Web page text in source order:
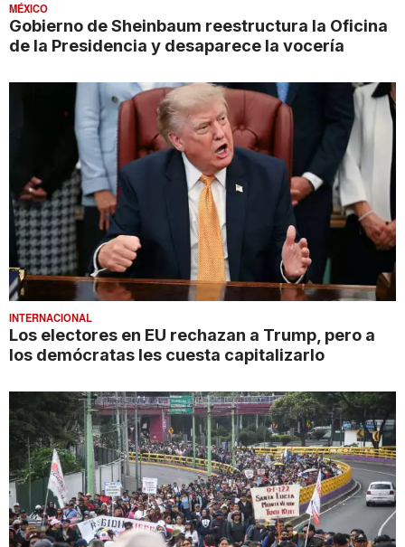
MÉXICO
Gobierno de Sheinbaum reestructura la Oficina
de la Presidencia y desaparece la vocería
INTERNACIONAL
Los electores en EU rechazan a Trump, pero a
los demócratas les cuesta capitalizarlo